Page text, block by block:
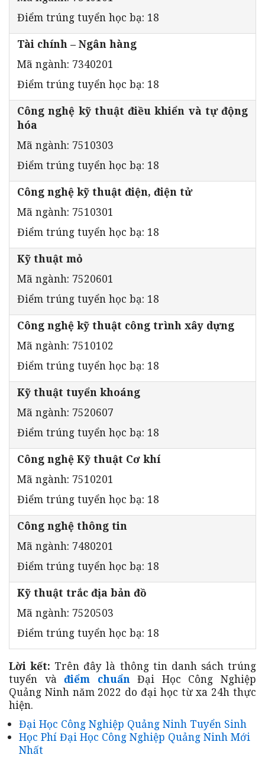
Điểm trúng tuyển học bạ: 18
Tài chính – Ngân hàng
Mã ngành: 7340201
Điểm trúng tuyển học bạ: 18
Công nghệ kỹ thuật điều khiển và tự động
hóa
Mã ngành: 7510303
Điểm trúng tuyển học bạ: 18
Công nghệ kỹ thuật điện, điện tử
Mã ngành: 7510301
Điểm trúng tuyển học bạ: 18
Kỹ thuật mỏ
Mã ngành: 7520601
Điểm trúng tuyển học bạ: 18
Công nghệ kỹ thuật công trình xây dựng
Mã ngành: 7510102
Điểm trúng tuyển học bạ: 18
Kỹ thuật tuyển khoáng
Mã ngành: 7520607
Điểm trúng tuyển học bạ: 18
Công nghệ Kỹ thuật Cơ khí
Mã ngành: 7510201
Điểm trúng tuyển học bạ: 18
Công nghệ thông tin
Mã ngành: 7480201
Điểm trúng tuyển học bạ: 18
Kỹ thuật trắc địa bản đồ
Mã ngành: 7520503
Điểm trúng tuyển học bạ: 18
Lời kết: Trên đây là thông tin danh sách trúng
tuyển vàđiểm chuẩnĐại Học Công Nghiệp
Quảng Ninh năm 2022 do đại học từ xa 24h thực
hiện.
Đại Học Công Nghiệp Quảng Ninh Tuyển Sinh
Học Phí Đại Học Công Nghiệp Quảng Ninh Mới
Nhất